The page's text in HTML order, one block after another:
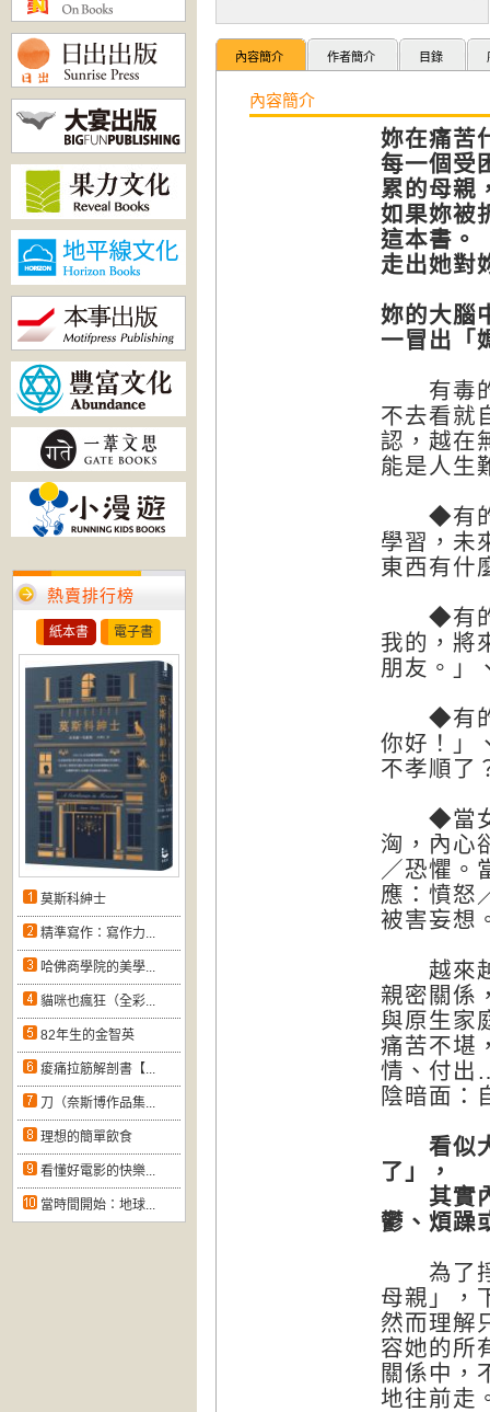
熱賣排行榜
紙本書 電子書
莫斯科紳士
精準寫作：寫作力...
哈佛商學院的美學...
貓咪也瘋狂（全彩...
82年生的金智英
痠痛拉筋解剖書【...
刀（奈斯博作品集...
理想的簡單飲食
看懂好電影的快樂...
當時間開始：地球...
內容簡介 作者簡介 目錄
內容簡介
妳在痛苦
每一個受
累的母親
如果妳被
這本書。
走出她對
妳的大腦
一冒出「
有毒的
不去看就
認，越在
能是人生
◆有的
學習，未
東西有什
◆有的
我的，將
朋友。」
◆有的
你好！」
不孝順了
◆當女
洶，內心
／恐懼。
應：憤怒
被害妄想
越來越
親密關係
與原生家
痛苦不堪
情、付出
陰暗面
看似
了」，
其實內
鬱、煩躁
為了掙
母親」，
然而理解
容她的所
關係中，
地往前走